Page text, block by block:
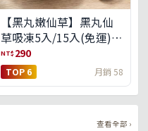
【黑丸嫩仙草】黑丸仙
草吸凍5入/15入(免運)
(預購中8/14出貨)
NT$ 290
TOP 6 月銷 58
查看全部 ›